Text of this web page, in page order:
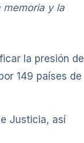
memoria y la
la presión de
149 países de
Justicia, así